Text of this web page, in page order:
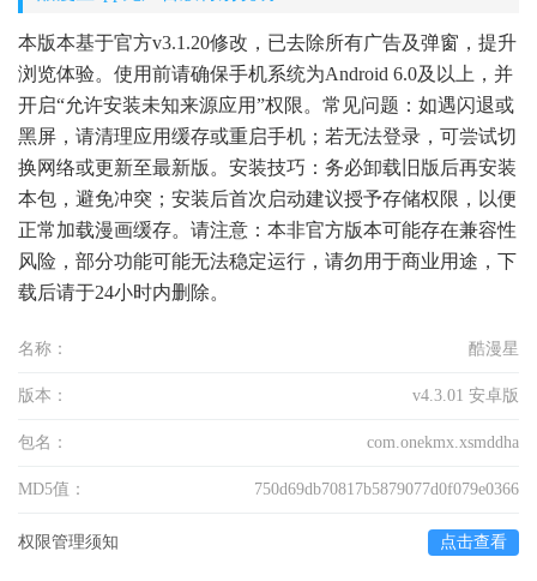
本版本基于官方v3.1.20修改，已去除所有广告及弹窗，提升
浏览体验。使用前请确保手机系统为Android 6.0及以上，并
开启“允许安装未知来源应用”权限。常见问题：如遇闪退或
黑屏，请清理应用缓存或重启手机；若无法登录，可尝试切
换网络或更新至最新版。安装技巧：务必卸载旧版后再安装
本包，避免冲突；安装后首次启动建议授予存储权限，以便
正常加载漫画缓存。请注意：本非官方版本可能存在兼容性
风险，部分功能可能无法稳定运行，请勿用于商业用途，下
载后请于24小时内删除。
名称： 酷漫星
版本： v4.3.01 安卓版
包名： com.onekmx.xsmddha
MD5值： 750d69db70817b5879077d0f079e0366
权限管理须知 点击查看